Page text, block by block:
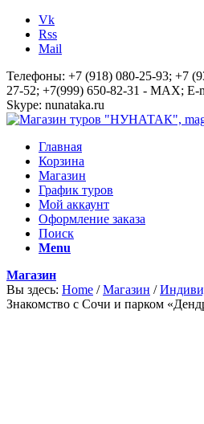
Vk
Rss
Mail
Телефоны: +7 (918) 080-25-93; +7
27-52; +7(999) 650-82-31 - MAX; E-
Skype: nunataka.ru
Главная
Корзина
Магазин
График туров
Мой аккаунт
Оформление заказа
Поиск
Menu
Магазин
Вы здесь: Home / Магазин /
Знакомство с Сочи и парком